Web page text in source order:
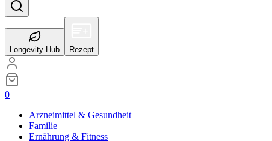
Longevity Hub Rezept
0
Arzneimittel & Gesundheit
Familie
Ernährung & Fitness